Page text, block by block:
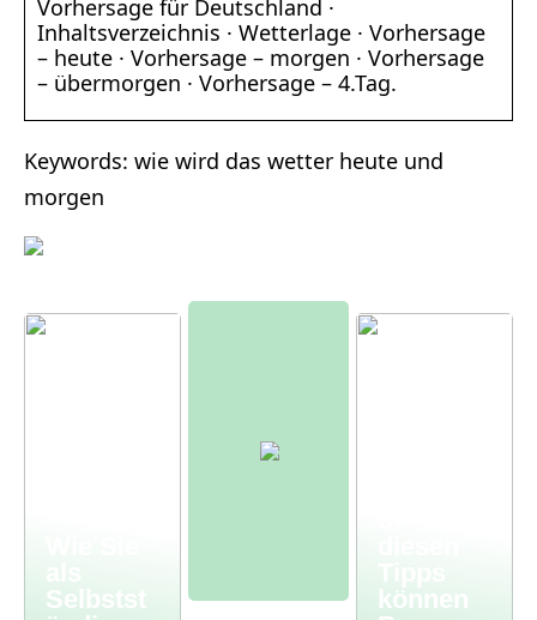
Vorhersage für Deutschland ·
Inhaltsverzeichnis · Wetterlage · Vorhersage
– heute · Vorhersage – morgen · Vorhersage
– übermorgen · Vorhersage – 4.Tag.
Keywords: wie wird das wetter heute und
morgen
Selbstst
können